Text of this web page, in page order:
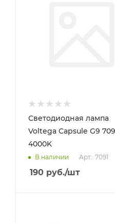
Светодиодная лампа
Voltega Capsule G9
4000K
В наличии Арт.: 7091
190 руб./шт